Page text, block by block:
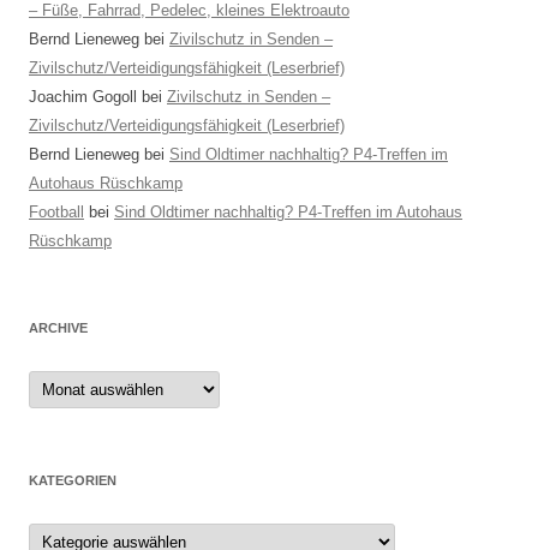
– Füße, Fahrrad, Pedelec, kleines Elektroauto
Bernd Lieneweg bei Zivilschutz in Senden –
Zivilschutz/Verteidigungsfähigkeit (Leserbrief)
Joachim Gogoll
bei Zivilschutz in Senden –
Zivilschutz/Verteidigungsfähigkeit (Leserbrief)
Bernd Lieneweg bei Sind Oldtimer nachhaltig? P4-Treffen im
Autohaus Rüschkamp
Football
bei Sind Oldtimer nachhaltig? P4-Treffen im Autohaus
Rüschkamp
ARCHIVE
Archive
KATEGORIEN
Kategorien